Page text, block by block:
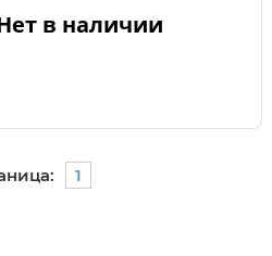
в наличии
1